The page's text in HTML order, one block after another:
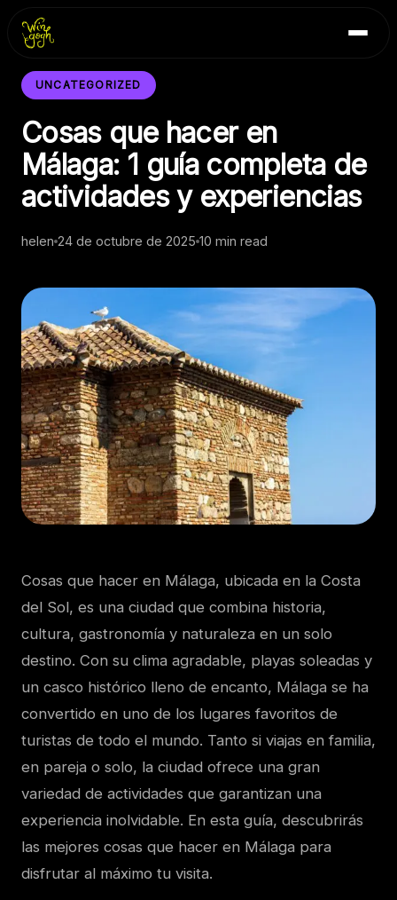
Inicio
Blog
Contacto
UNCATEGORIZED
Cosas que hacer en
Málaga: 1 guía completa de
actividades y experiencias
helen 24 de octubre de 2025 10 min read
Cosas que hacer en Málaga, ubicada en la Costa
del Sol, es una ciudad que combina historia,
cultura, gastronomía y naturaleza en un solo
destino. Con su clima agradable, playas soleadas y
un casco histórico lleno de encanto, Málaga se ha
convertido en uno de los lugares favoritos de
turistas de todo el mundo. Tanto si viajas en familia,
en pareja o solo, la ciudad ofrece una gran
variedad de actividades que garantizan una
experiencia inolvidable. En esta guía, descubrirás
las mejores cosas que hacer en Málaga para
disfrutar al máximo tu visita.